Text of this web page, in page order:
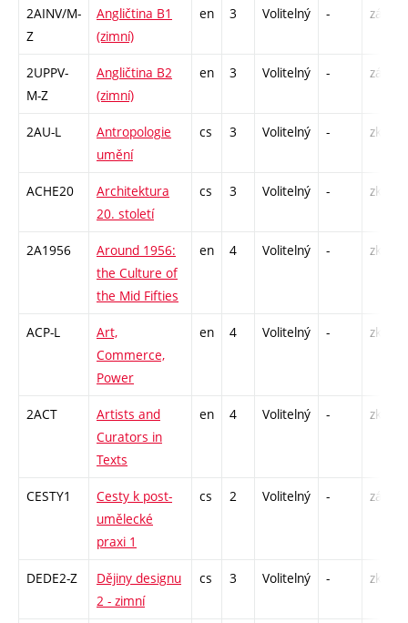
2AINV/M-
Z
Angličtina B1
(zimní)
en 3 Volitelný - zá,zk
2UPPV-
M-Z
Angličtina B2
(zimní)
en 3 Volitelný - zá,zk
2AU-L
Antropologie
umění
cs 3 Volitelný - zk
ACHE20
Architektura
20. století
cs 3 Volitelný - zk
2A1956
Around 1956:
the Culture of
the Mid Fifties
en 4 Volitelný - zk
ACP-L
Art,
Commerce,
Power
en 4 Volitelný - zk
2ACT
Artists and
Curators in
Texts
en 4 Volitelný - zk
CESTY1
Cesty k post-
umělecké
praxi 1
cs 2 Volitelný - zá
DEDE2-Z
Dějiny designu
2 - zimní
cs 3 Volitelný - zk